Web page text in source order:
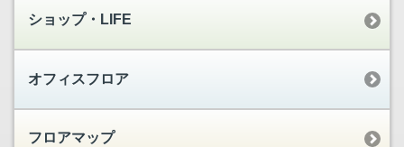
ショップ・LIFE
オフィスフロア
フロアマップ